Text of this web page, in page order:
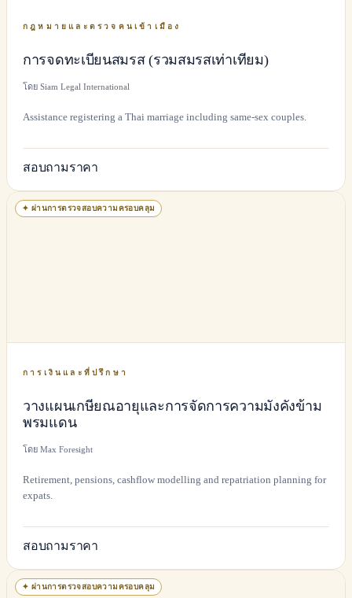
กฎหมายและตรวจคนเข้าเมือง
การจดทะเบียนสมรส (รวมสมรสเท่าเทียม)
โดย Siam Legal International
Assistance registering a Thai marriage including same-sex couples.
สอบถามราคา
✦ ผ่านการตรวจสอบความครอบคลุม
การเงินและที่ปรึกษา
วางแผนเกษียณอายุและการจัดการความมั่งคั่งข้าม
พรมแดน
โดย Max Foresight
Retirement, pensions, cashflow modelling and repatriation planning for
expats.
สอบถามราคา
✦ ผ่านการตรวจสอบความครอบคลุม